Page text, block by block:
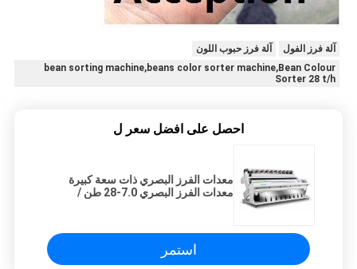
آلة فرز الفول
آلة فرز حبوب اللون
bean sorting machine,beans color sorter machine,Bean Colour
Sorter 28 t/h
احصل على افضل سعر ل
معدات الفرز البصري ذات سعة كبيرة
معدات الفرز البصري 7.0-28 طن /
استمر